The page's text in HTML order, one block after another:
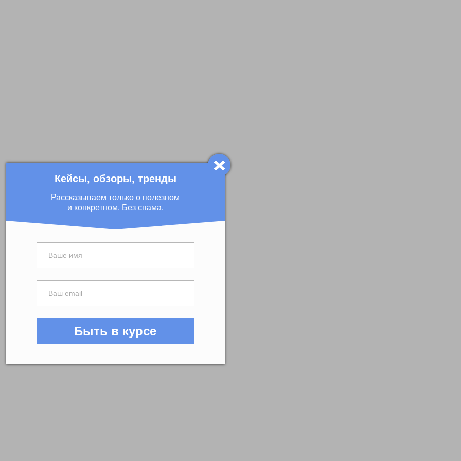
Кейсы, обзоры, тренды
Рассказываем только о полезном
и конкретном. Без спама.
Быть в курсе